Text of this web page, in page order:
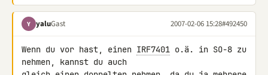
Y yaluGast 2007-02-06 15:28#492450
Wenn du vor hast, einen IRF7401 o.ä. in SO-8 zu
nehmen, kannst du auch